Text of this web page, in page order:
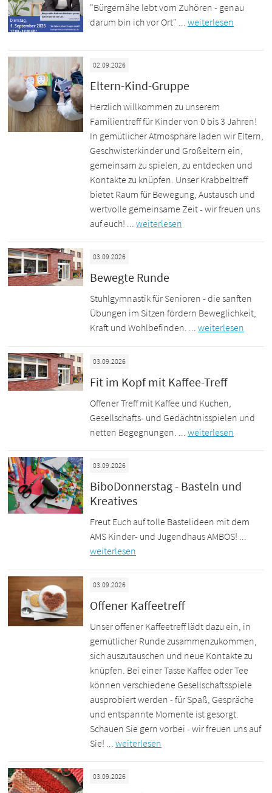
"Bürgernähe lebt vom Zuhören - genau
darum bin ich vor Ort" ...weiterlesen
02.09.2026
Eltern-Kind-Gruppe
Herzlich willkommen zu unserem
Familientreff für Kinder von 0 bis 3 Jahren!
In gemütlicher Atmosphäre laden wir Eltern,
Geschwisterkinder und Großeltern ein,
gemeinsam zu spielen, zu entdecken und
Kontakte zu knüpfen. Unser Krabbeltreff
bietet Raum für Bewegung, Austausch und
wertvolle gemeinsame Zeit - wir freuen uns
auf euch! ...weiterlesen
03.09.2026
Bewegte Runde
Stuhlgymnastik für Senioren - die sanften
Übungen im Sitzen fördern Beweglichkeit,
Kraft und Wohlbefinden. ...weiterlesen
03.09.2026
Fit im Kopf mit Kaffee-Treff
Offener Treff mit Kaffee und Kuchen,
Gesellschafts- und Gedächtnisspielen und
netten Begegnungen. ...weiterlesen
03.09.2026
BiboDonnerstag - Basteln und
Kreatives
Freut Euch auf tolle Bastelideen mit dem
AMS Kinder- und Jugendhaus AMBOS! ...
weiterlesen
03.09.2026
Offener Kaffeetreff
Unser offener Kaffeetreff lädt dazu ein, in
gemütlicher Runde zusammenzukommen,
sich auszutauschen und neue Kontakte zu
knüpfen. Bei einer Tasse Kaffee oder Tee
können verschiedene Gesellschaftsspiele
ausprobiert werden - für Spaß, Gespräche
und entspannte Momente ist gesorgt.
Schauen Sie gern vorbei - wir freuen uns auf
Sie! ...weiterlesen
03.09.2026